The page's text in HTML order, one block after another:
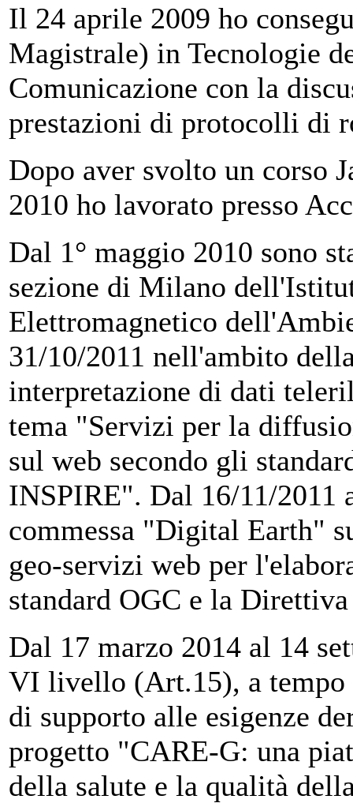
Il 24 aprile 2009 ho
Magistrale) in Tecnologie
Comunicazione con la
prestazioni di protocolli di
Dopo aver svolto un corso
2010 ho lavorato presso
Dal 1° maggio 2010 sono
sezione di Milano
Elettromagnetico
31/10/2011 nell'ambito
interpretazione di dati
tema "Servizi per la
sul web secondo gli
INSPIRE". Dal 16/11/2011
commessa "Digital Earth"
geo-servizi web per
standard OGC e la
Dal 17 marzo 2014 al 14
VI livello (Art.15), a tempo
di supporto alle esigenze
progetto "CARE-G: una
della salute e la qualità